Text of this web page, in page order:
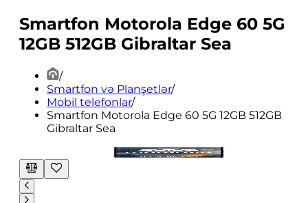
Smartfon Motorola Edge 60 5G
12GB 512GB Gibraltar Sea
/
Smartfon və Planşetlər/
Mobil telefonlar/
Smartfon Motorola Edge 60 5G 12GB 512GB
Gibraltar Sea